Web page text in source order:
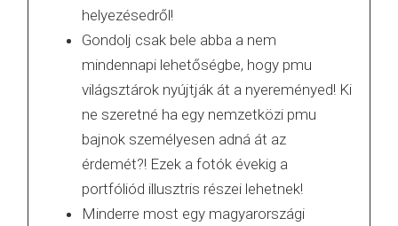
helyezésedről!
Gondolj csak bele abba a nem
mindennapi lehetőségbe, hogy pmu
világsztárok nyújtják át a nyereményed! Ki
ne szeretné ha egy nemzetközi pmu
bajnok személyesen adná át az
érdemét?! Ezek a fotók évekig a
portfóliód illusztris részei lehetnek!
Minderre most egy magyarországi